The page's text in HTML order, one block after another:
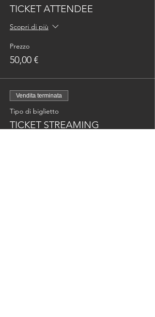
TICKET ATTENDEE
Scopri di più
Prezzo
50,00 €
Vendita terminata
Tipo di biglietto
TICKET STREAMING